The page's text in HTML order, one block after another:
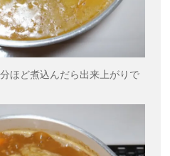
ほど煮込んだら出来上がりで